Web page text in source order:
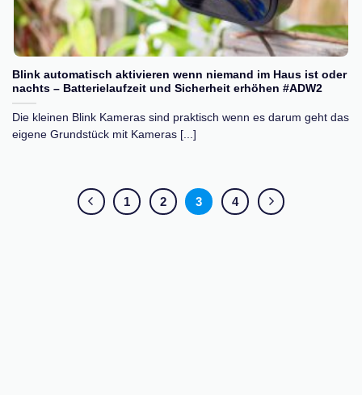
Blink automatisch aktivieren wenn niemand im Haus ist oder
nachts – Batterielaufzeit und Sicherheit erhöhen #ADW2
Die kleinen Blink Kameras sind praktisch wenn es darum geht das
eigene Grundstück mit Kameras [...]
1 2 3 4